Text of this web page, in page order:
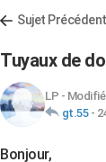
Sujet Précédent
Tuyaux de
LP - Modifié
gt.55-
Bonjour,